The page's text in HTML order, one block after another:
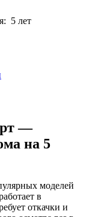
5 лет
—
на 5
моделей
в
откачки и